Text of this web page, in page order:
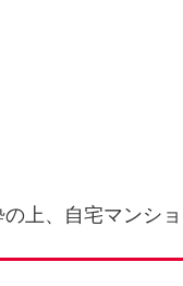
上、自宅マンシ